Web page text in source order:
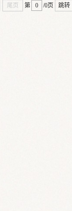
尾页 第 /0页 跳转